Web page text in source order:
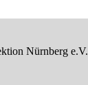
Nürnberg e.V.